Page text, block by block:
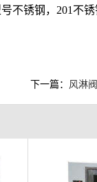
不锈钢，201不锈
下一篇： 风淋